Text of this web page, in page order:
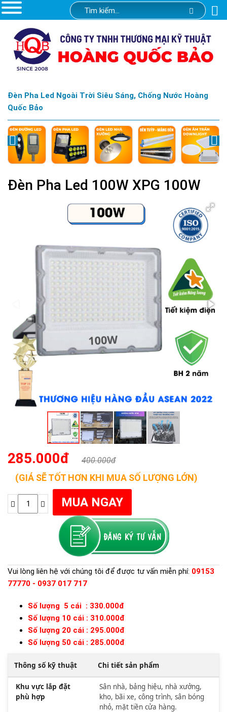
Đèn Pha Led Ngoài Trời Siêu Sáng, Chống Nước Hoàng
Quốc Bảo
Đèn Pha Led 100W XPG 100W
285.000đ 400.000đ
(GIÁ SẼ TỐT HƠN KHI MUA SỐ LƯỢNG LỚN)
Vui lòng liên hệ với chúng tôi để được tư vấn miễn phí: 09153
77770 - 0937 017 717
Số lượng 5 cái : 330.000đ
Số lượng 10 cái : 310.000đ
Số lượng 20 cái : 295.000đ
Số lượng 50 cái : 285.000đ
Thông số kỹ thuật Chi tiết sản phẩm
Khu vực lắp đặt
phù hợp
Sân nhà, bảng hiệu, nhà xưởng,
kho, bãi xe, công trình, sân bóng
nhỏ, mặt tiền cửa hàng.